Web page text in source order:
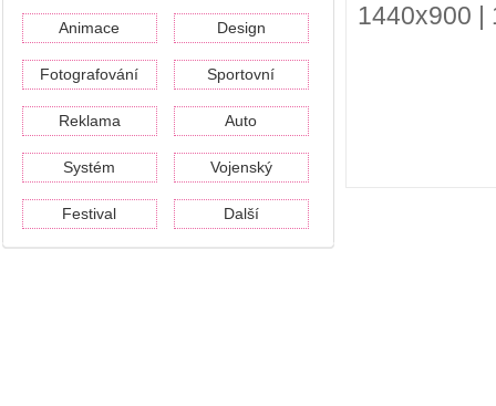
Animace Design
Fotografování Sportovní
Reklama Auto
Systém Vojenský
Festival Další
1440x900 |